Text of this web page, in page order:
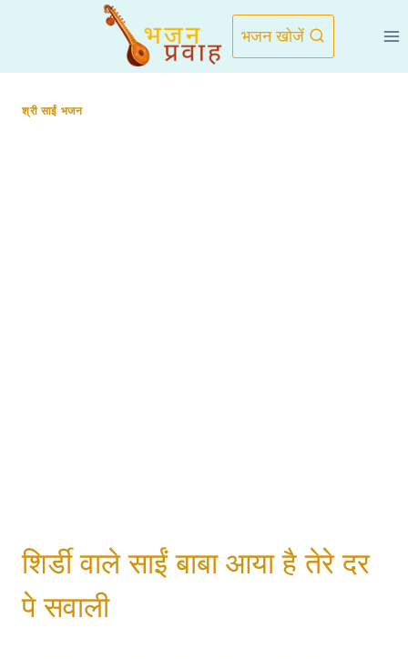
भजन खोजें
श्री साईं भजन
शिर्डी वाले साईं बाबा आया है तेरे दर
पे सवाली